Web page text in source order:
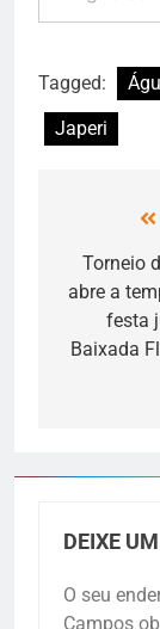
Tagged:
Japeri
Torneio
abre a
festa
Baixada
DEIXE
O seu
Campos